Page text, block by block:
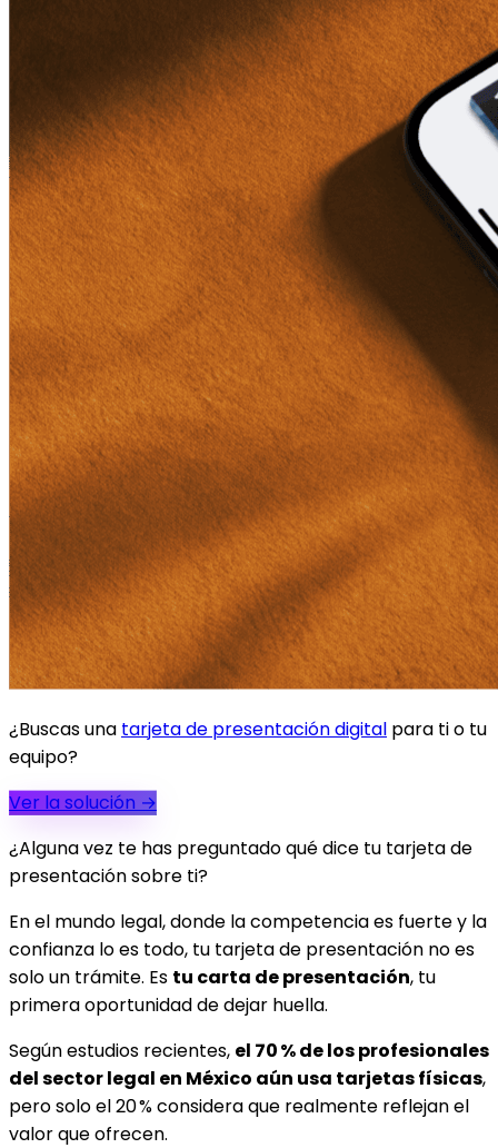
¿Buscas una tarjeta de presentación digital para ti o tu
equipo?
Ver la solución →
¿Alguna vez te has preguntado qué dice tu tarjeta de
presentación sobre ti?
En el mundo legal, donde la competencia es fuerte y la
confianza lo es todo, tu tarjeta de presentación no es
solo un trámite. Es tu carta de presentación, tu
primera oportunidad de dejar huella.
Según estudios recientes, el 70 % de los profesionales
del sector legal en México aún usa tarjetas físicas,
pero solo el 20 % considera que realmente reflejan el
valor que ofrecen.